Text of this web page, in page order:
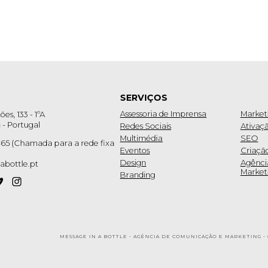
133 - 1ºA
- Portugal
865 (Chamada para a rede fixa
SERVIÇOS
Assessoria de Imprensa
Redes Sociais
Multimédia
Eventos
Design
Branding
SEO
MESSAGE IN A BOTTLE - AGÊNCIA DE COMUNICAÇÃO E MARKETING -